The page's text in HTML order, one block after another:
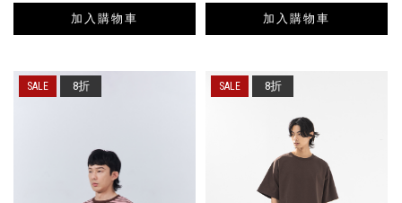
加入購物車 加入購物車
8折 8折